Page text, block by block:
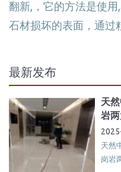
翻新,，它的方法是使
石材损坏的表面，通过
最新发布
天
岩
天然
岗岩